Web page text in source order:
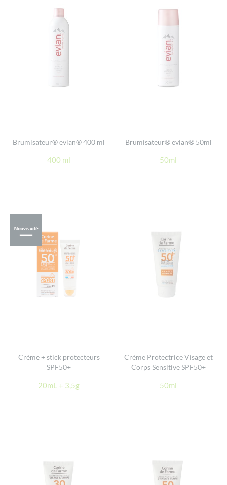
Brumisateur® evian® 400 ml
400 ml
Brumisateur® evian® 50ml
50ml
Crème + stick protecteurs
SPF50+
20mL + 3,5g
Crème Protectrice Visage et
Corps Sensitive SPF50+
50ml